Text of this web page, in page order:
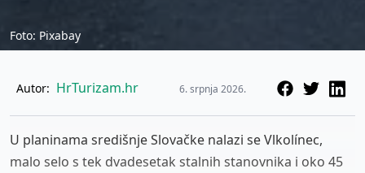
Foto: Pixabay
Autor: HrTurizam.hr 6. srpnja 2026.
U planinama središnje Slovačke nalazi se Vlkolínec,
malo selo s tek dvadesetak stalnih stanovnika i oko 45